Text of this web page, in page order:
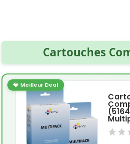
Cartouches
💎 Meilleur Deal